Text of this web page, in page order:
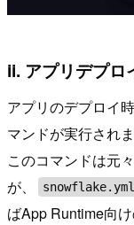
ii. アプリデプロ
アプリのデプロイ
マンドが実行されま
このコマンドは元
が、
snowflake.yml
ばApp Runtime向